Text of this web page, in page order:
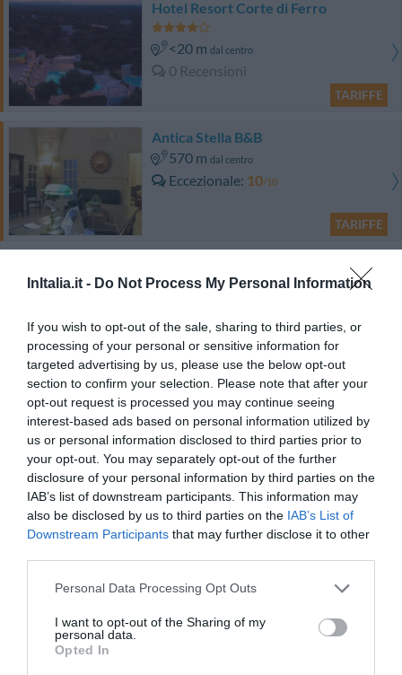
InItalia.it - Do Not Process My Personal Information
If you wish to opt-out of the sale, sharing to third parties, or
processing of your personal or sensitive information for
targeted advertising by us, please use the below opt-out
section to confirm your selection. Please note that after your
opt-out request is processed you may continue seeing
interest-based ads based on personal information utilized by
us or personal information disclosed to third parties prior to
your opt-out. You may separately opt-out of the further
disclosure of your personal information by third parties on the
IAB’s list of downstream participants. This information may
also be disclosed by us to third parties on the IAB’s List of
Downstream Participants that may further disclose it to other
Personal Data Processing Opt Outs
I want to opt-out of the Sharing of my
personal data.
Opted In
Hotel Resort Corte di Ferro
<20 m dal centro
0 Recensioni
TARIFFE
Antica Stella B&B
570 m dal centro
Eccezionale 10/10
TARIFFE
Eccellente 9.1 /10
TARIFFE
Hotel Club Santa Sabina
7.23 kmdal centro
0 Recensioni
TARIFFE
Riva Marina Resort
7.50 km
Ottimo 8.3/10